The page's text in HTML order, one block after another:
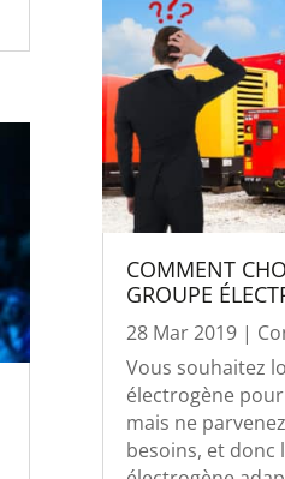
COMMENT
GROUPE
28 Mar 2019|
Vous souhaitez
électrogène
mais ne
besoins, et donc